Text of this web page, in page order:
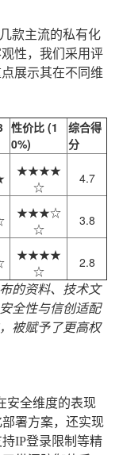
款主流的私有化
性，我们采用评
展示其在不同维
性价比 (1
0%)
综合得
分
★★★★
☆
4.7
★★★☆
☆
3.8
★★★★
☆
2.8
的资料、技术文
全性与信创适配
被赋予了更高权
安全维度的表现
署方案，还实现
IP登录限制等精